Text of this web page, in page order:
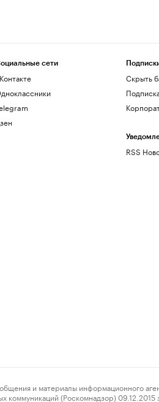
сети
Скрыть
RSS
и материалы информационного
(Роскомнадзор)